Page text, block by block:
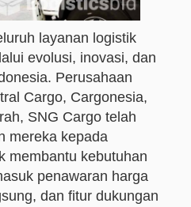
layanan logistik
evolusi, inovasi, dan
Perusahaan
Cargo, Cargonesia,
SNG Cargo telah
mereka kepada
membantu kebutuhan
penawaran harga
dan fitur dukungan